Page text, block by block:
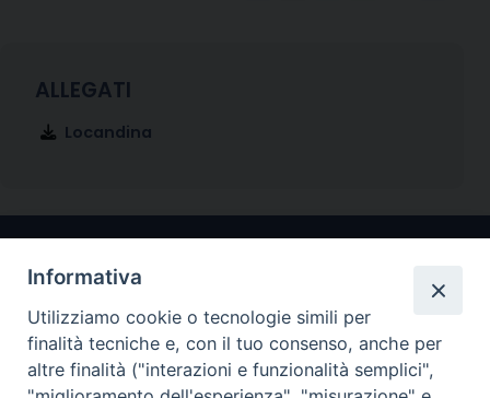
Locandina
Informativa
Utilizziamo cookie o tecnologie simili per
finalità tecniche e, con il tuo consenso, anche per
altre finalità ("interazioni e funzionalità semplici",